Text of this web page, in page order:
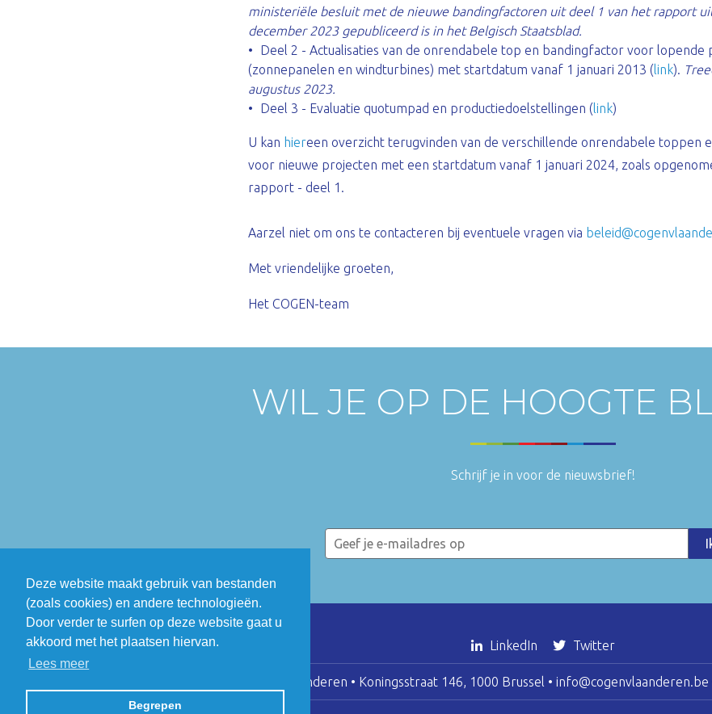
Deze website maakt gebruik van bestanden
(zoals cookies) en andere technologieën.
Door verder te surfen op deze website gaat u
akkoord met het plaatsen hiervan.
Lees meer
Begrepen
ministeriële besluit met de nieuwe bandingfactoren uit deel 1 van het rapport
december 2023 gepubliceerd is in het Belgisch Staatsblad.
Deel 2 - Actualisaties van de onrendabele top en bandingfactor voor lopende
(zonnepanelen en windturbines) met startdatum vanaf 1 januari 2013 (link).
augustus 2023.
Deel 3 - Evaluatie quotumpad en productiedoelstellingen (link)
U kan hiereen overzicht terugvinden van de verschillende onrendabele toppen
voor nieuwe projecten met een startdatum vanaf 1 januari 2024, zoals
rapport - deel 1.
Aarzel niet om ons te contacteren bij eventuele vragen via
Met vriendelijke groeten,
Het COGEN-team
WIL JE OP DE HOOGTE
Schrijf je in voor de nieuwsbrief!
LinkedIn Twitter
COGEN Vlaanderen • Koningsstraat 146, 1000 Brussel • info@cogenvlaanderen.be